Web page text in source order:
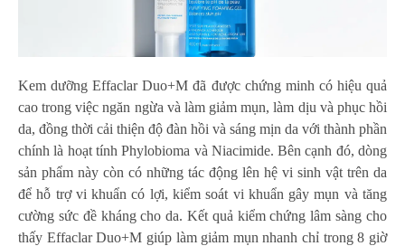
Kem dưỡng Effaclar Duo+M đã được chứng minh có hiệu quả
cao trong việc ngăn ngừa và làm giảm mụn, làm dịu và phục hồi
da, đồng thời cải thiện độ đàn hồi và sáng mịn da với thành phần
chính là hoạt tính Phylobioma và Niacimide. Bên cạnh đó, dòng
sản phẩm này còn có những tác động lên hệ vi sinh vật trên da
để hỗ trợ vi khuẩn có lợi, kiểm soát vi khuẩn gây mụn và tăng
cường sức đề kháng cho da. Kết quả kiểm chứng lâm sàng cho
thấy Effaclar Duo+M giúp làm giảm mụn nhanh chỉ trong 8 giờ